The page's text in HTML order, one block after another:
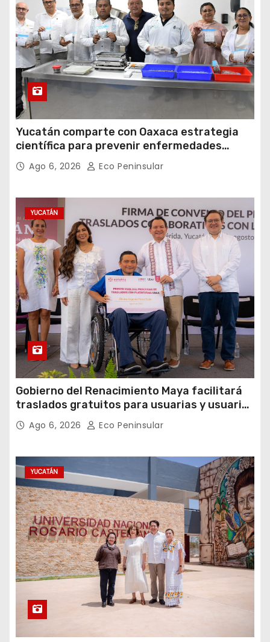
Yucatán comparte con Oaxaca estrategia
científica para prevenir enfermedades
transmitidas por vectores
Ago 6, 2026 Eco Peninsular
YUCATÁN
Gobierno del Renacimiento Maya facilitará
traslados gratuitos para usuarias y usuarios
del CREE
Ago 6, 2026 Eco Peninsular
YUCATÁN